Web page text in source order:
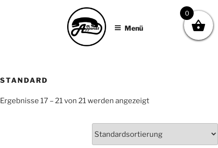
AM APPARAT
Menü
STANDARD
Ergebnisse 17 – 21 von 21 werden angezeigt
0